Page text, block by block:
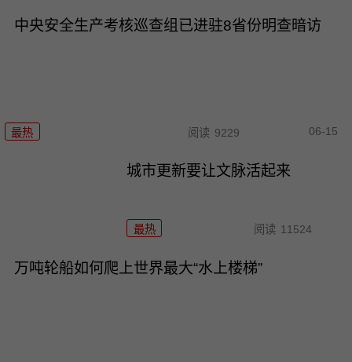
中央安全生产考核巡查组已进驻8省份明查暗访
最热 阅读 9229 06-15
城市更新要让文脉活起来
最热 阅读 11524
万吨轮船如何爬上世界最大“水上楼梯”